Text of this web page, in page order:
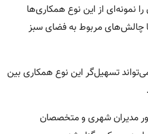
نمونه‌ای از این نوع همکاری‌ها
چالش‌های مربوط به فضای سبز
تسهیل‌گر این نوع همکاری بین
مدیران شهری و متخصصان